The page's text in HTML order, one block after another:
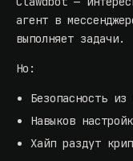
агент в
выполняет задачи.
Но:
Безопасность
Навыков
Хайп раздут